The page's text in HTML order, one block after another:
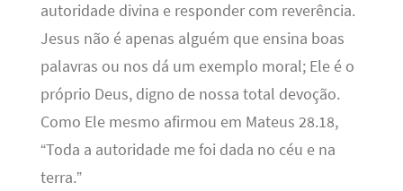
autoridade divina e responder com reverência.
Jesus não é apenas alguém que ensina boas
palavras ou nos dá um exemplo moral; Ele é o
próprio Deus, digno de nossa total devoção.
Como Ele mesmo afirmou em Mateus 28.18,
“Toda a autoridade me foi dada no céu e na
terra.”